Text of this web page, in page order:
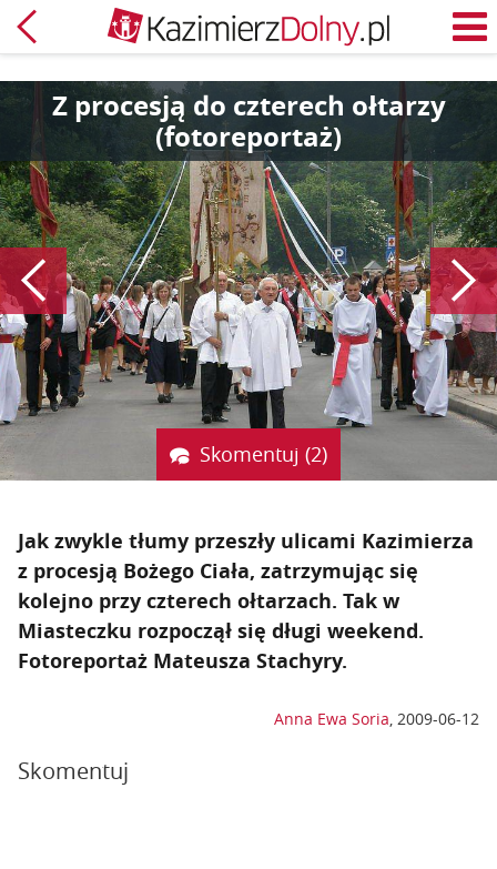
Powrót
Z procesją do czterech ołtarzy
(fotoreportaż)
Poprzedni
Skomentuj (2)
Jak zwykle tłumy przeszły ulicami Kazimierza
z procesją Bożego Ciała, zatrzymując się
kolejno przy czterech ołtarzach. Tak w
Miasteczku rozpoczął się długi weekend.
Fotoreportaż Mateusza Stachyry.
Anna Ewa Soria, 2009-06-12
Skomentuj